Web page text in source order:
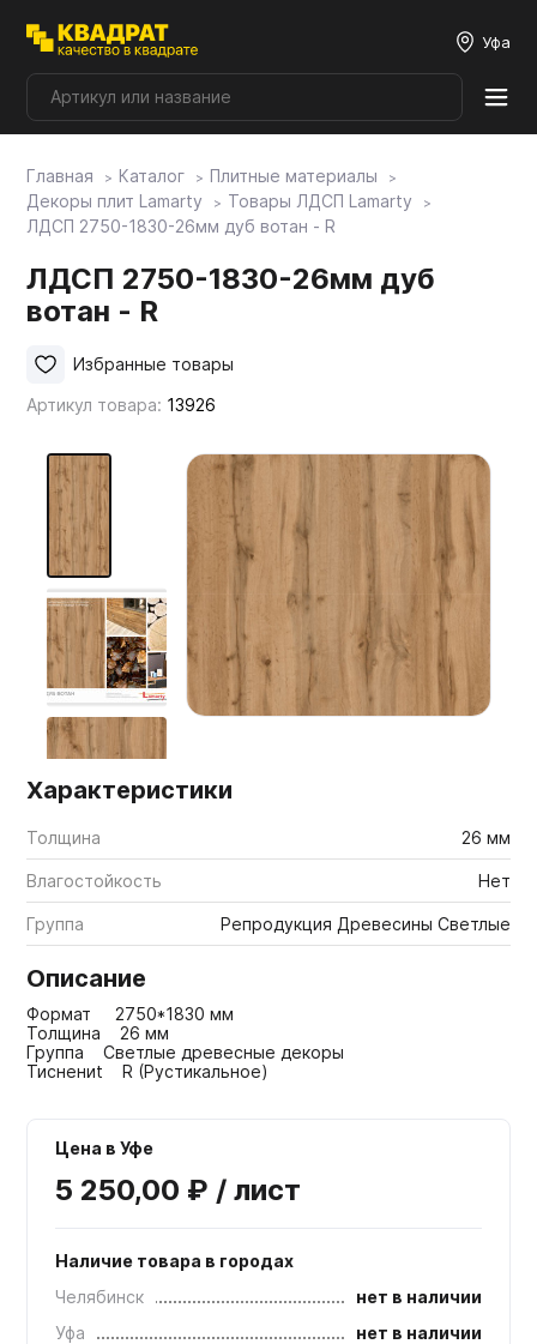
Уфа
Плитные материалы
Мой ЭГГЕР
Фасады
Мебельные образцы, каталоги
Главная Каталог
Плитные материалы
Декоры плит Lamarty
Товары ЛДСП Lamarty
ЛДСП 2750-1830-26мм дуб вотан - R
ЛДСП 2750-1830-26мм дуб
вотан - R
Артикул товара: 13926
Избранные товары
Характеристики
Толщина 26 мм
Влагостойкость Нет
Группа Репродукция Древесины Светлые
Описание
Формат 2750*1830 мм
Толщина 26 мм
Группа Светлые древесные декоры
Тиснениt R (Рустикальное)
Цена в Уфе
5 250,00 ₽ / лист
Наличие товара в городах
Челябинск
нет в наличии
Уфа
нет в наличии